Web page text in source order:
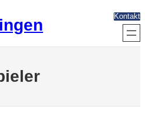
Kontakt